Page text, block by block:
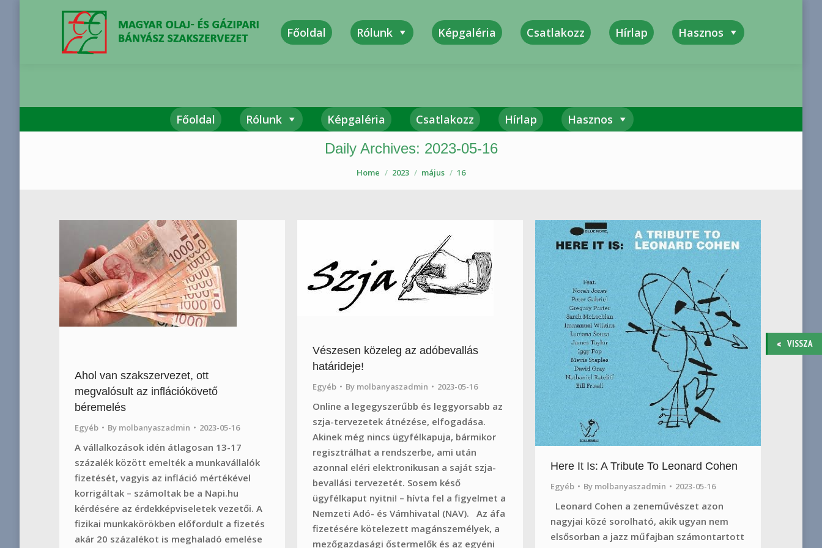
Főoldal Rólunk Képgaléria Csatlakozz Hírlap Hasznos
Daily Archives: 2023-05-16
Home 2023 május 16
Ahol van szakszervezet, ott
megvalósult az inflációkövető
béremelés
Egyéb By molbanyaszadmin 2023-05-16
A vállalkozások idén átlagosan 13-17
százalék között emelték a munkavállalók
fizetését, vagyis az infláció mértékével
korrigáltak – számoltak be a Napi.hu
kérdésére az érdekképviseletek vezetői. A
fizikai munkakörökben előfordult a fizetés
akár 20 százalékot is meghaladó emelése
Vészesen közeleg az adóbevallás
határideje!
Egyéb By molbanyaszadmin 2023-05-16
Online a legegyszerűbb és leggyorsabb az
szja-tervezetek átnézése, elfogadása.
Akinek még nincs ügyfélkapuja, bármikor
regisztrálhat a rendszerbe, ami után
azonnal eléri elektronikusan a saját szja-
bevallási tervezetét. Sosem késő
ügyfélkaput nyitni! – hívta fel a figyelmet a
Nemzeti Adó- és Vámhivatal (NAV). Az áfa
fizetésére kötelezett magánszemélyek, a
mezőgazdasági őstermelők és az egyéni
Here It Is: A Tribute To Leonard Cohen
Egyéb By molbanyaszadmin 2023-05-16
Leonard Cohen a zeneművészet azon
nagyjai közé sorolható, akik ugyan nem
elsősorban a jazz műfajban számontartott
VISSZA
Főoldal Rólunk Képgaléria Csatlakozz Hírlap Hasznos